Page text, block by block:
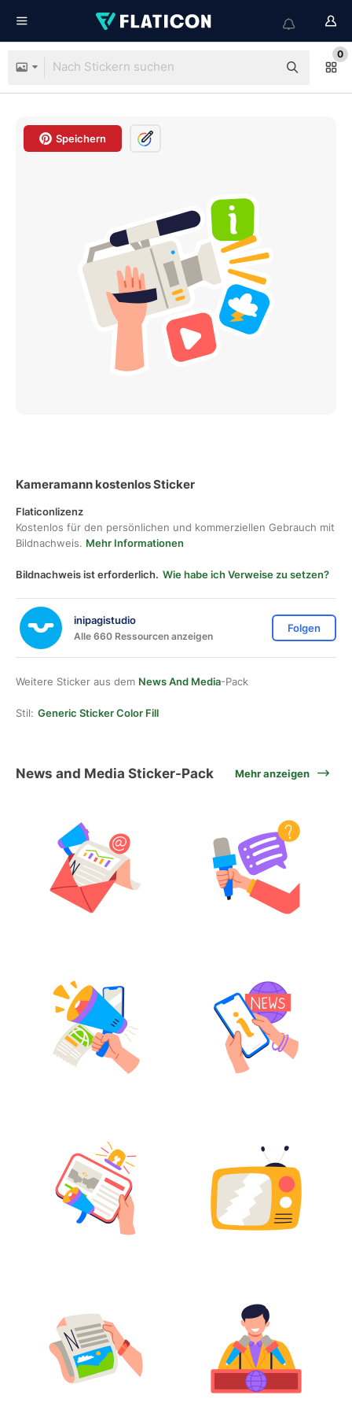
0
Speichern
Kameramann kostenlos Sticker
Flaticonlizenz
Kostenlos für den persönlichen und kommerziellen Gebrauch mit
Bildnachweis. Mehr Informationen
Bildnachweis ist erforderlich. Wie habe ich Verweise zu setzen?
inipagistudio
Alle 660 Ressourcen anzeigen
Folgen
Weitere Sticker aus dem News And Media-Pack
Stil: Generic Sticker Color Fill
News and Media Sticker-Pack Mehr anzeigen